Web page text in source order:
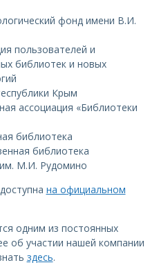
фонд имени В.И.
пользователей и
библиотек и новых
Крым
ассоциация «Библиотеки
библиотека
библиотека
М.И. Рудомино
на официальном
одним из постоянных
об участии нашей компании
здесь.